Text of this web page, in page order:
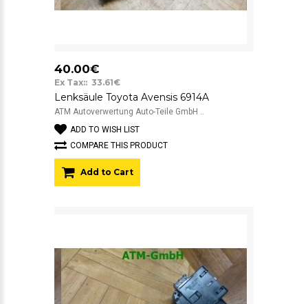
40.00€
Ex Tax:: 33.61€
Lenksäule Toyota Avensis 6914A
ATM Autoverwertung Auto-Teile GmbH ..
ADD TO WISH LIST
COMPARE THIS PRODUCT
Add to Cart